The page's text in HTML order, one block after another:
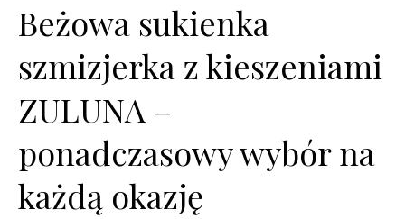
Beżowa sukienka
szmizjerka z kieszeniami
ZULUNA –
ponadczasowy wybór na
każdą okazję